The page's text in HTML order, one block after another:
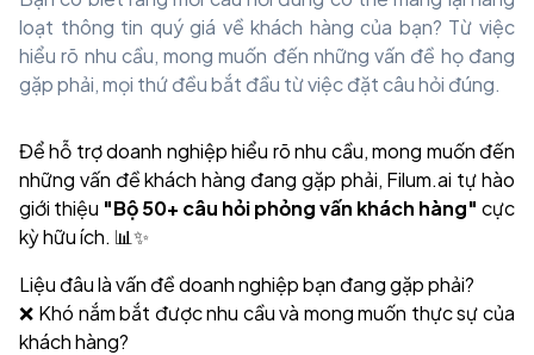
loạt thông tin quý giá về khách hàng của bạn? Từ việc
hiểu rõ nhu cầu, mong muốn đến những vấn đề họ đang
gặp phải, mọi thứ đều bắt đầu từ việc đặt câu hỏi đúng.
Để hỗ trợ doanh nghiệp hiểu rõ nhu cầu, mong muốn đến
những vấn đề khách hàng đang gặp phải, Filum.ai tự hào
giới thiệu "Bộ 50+ câu hỏi phỏng vấn khách hàng" cực
kỳ hữu ích. 📊✨
Liệu đâu là vấn đề doanh nghiệp bạn đang gặp phải?
❌ Khó nắm bắt được nhu cầu và mong muốn thực sự của
khách hàng?